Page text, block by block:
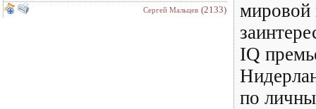
Сергей Мальцев (2133)
мировой
IQ
по